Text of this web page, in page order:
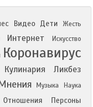
Видео Дети
Жесть
Интернет Искусство
Коронавирус
Кулинария Ликбез
Музыка Наука
Отношения Персоны